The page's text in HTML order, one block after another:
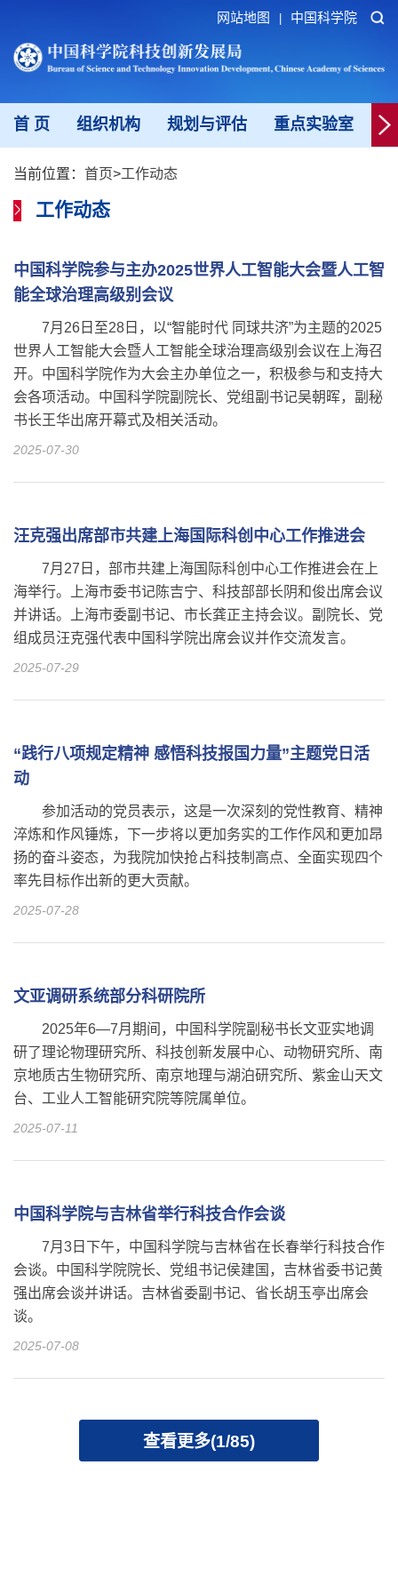
网站地图 中国科学院
首 页 组织机构 规划与评估 重点实验室
当前位置： 首页>工作动态
工作动态
中国科学院参与主办2025世界人工智能大会暨人工智
能全球治理高级别会议
7月26日至28日，以“智能时代 同球共济”为主题的2025
世界人工智能大会暨人工智能全球治理高级别会议在上海召
开。中国科学院作为大会主办单位之一，积极参与和支持大
会各项活动。中国科学院副院长、党组副书记吴朝晖，副秘
书长王华出席开幕式及相关活动。
2025-07-30
汪克强出席部市共建上海国际科创中心工作推进会
7月27日，部市共建上海国际科创中心工作推进会在上
海举行。上海市委书记陈吉宁、科技部部长阴和俊出席会议
并讲话。上海市委副书记、市长龚正主持会议。副院长、党
组成员汪克强代表中国科学院出席会议并作交流发言。
2025-07-29
“践行八项规定精神 感悟科技报国力量”主题党日活
动
参加活动的党员表示，这是一次深刻的党性教育、精神
淬炼和作风锤炼，下一步将以更加务实的工作作风和更加昂
扬的奋斗姿态，为我院加快抢占科技制高点、全面实现四个
率先目标作出新的更大贡献。
2025-07-28
文亚调研系统部分科研院所
2025年6—7月期间，中国科学院副秘书长文亚实地调
研了理论物理研究所、科技创新发展中心、动物研究所、南
京地质古生物研究所、南京地理与湖泊研究所、紫金山天文
台、工业人工智能研究院等院属单位。
2025-07-11
中国科学院与吉林省举行科技合作会谈
7月3日下午，中国科学院与吉林省在长春举行科技合作
会谈。中国科学院院长、党组书记侯建国，吉林省委书记黄
强出席会谈并讲话。吉林省委副书记、省长胡玉亭出席会
谈。
2025-07-08
查看更多(1/85)